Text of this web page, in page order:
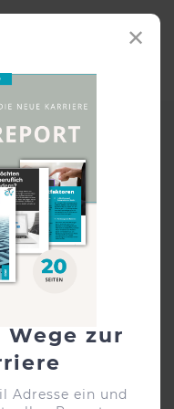
Tipps
✕
Wege zur
Adresse ein und